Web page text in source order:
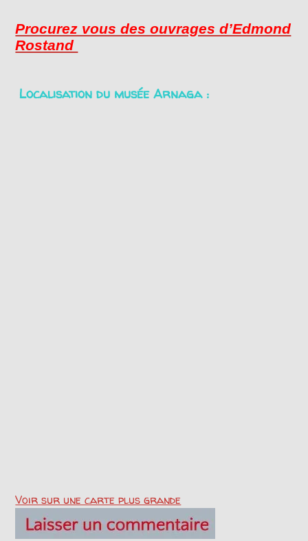
Procurez vous des ouvrages d’Edmond
Rostand
Localisation du musée Arnaga :
Voir sur une carte plus grande